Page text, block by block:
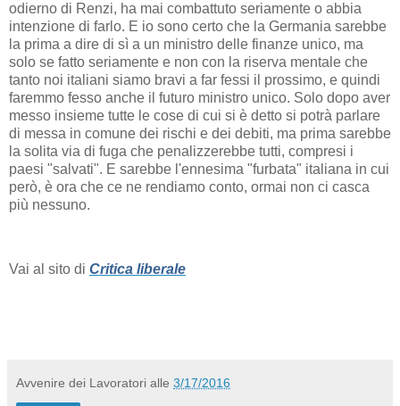
odierno di Renzi, ha mai combattuto seriamente o abbia
intenzione di farlo. E io sono certo che la Germania sarebbe
la prima a dire di sì a un ministro delle finanze unico, ma
solo se fatto seriamente e non con la riserva mentale che
tanto noi italiani siamo bravi a far fessi il prossimo, e quindi
faremmo fesso anche il futuro ministro unico. Solo dopo aver
messo insieme tutte le cose di cui si è detto si potrà parlare
di messa in comune dei rischi e dei debiti, ma prima sarebbe
la solita via di fuga che penalizzerebbe tutti, compresi i
paesi "salvati". E sarebbe l'ennesima "furbata" italiana in cui
però, è ora che ce ne rendiamo conto, ormai non ci casca
più nessuno.
Vai al sito di Critica liberale
Avvenire dei Lavoratori alle 3/17/2016